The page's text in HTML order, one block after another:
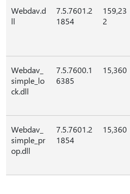
Webdav.d
ll
7.5.7601.2
1854
159,23
2
Webdav_
simple_lo
ck.dll
7.5.7600.1
6385
15,360
Webdav_
simple_pr
op.dll
7.5.7601.2
1854
15,360